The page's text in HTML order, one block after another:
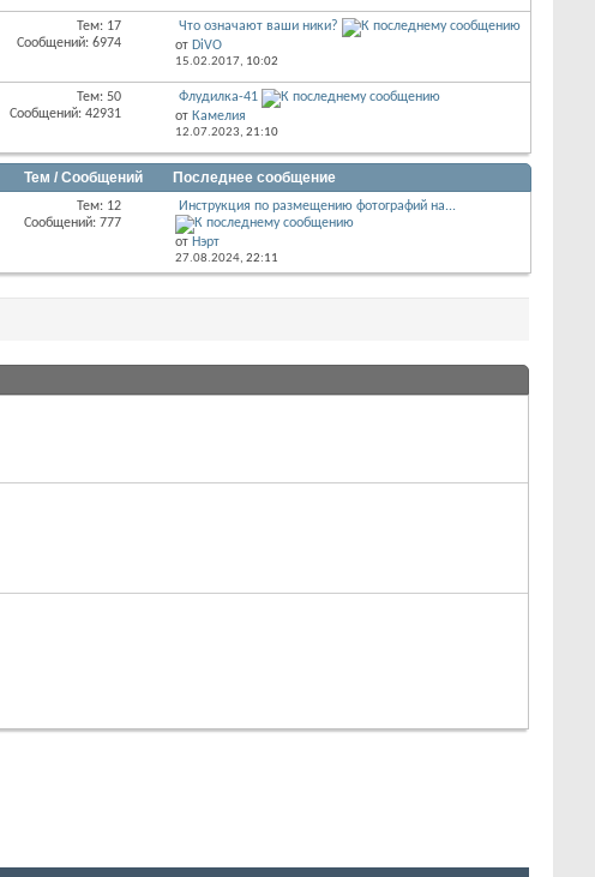
Тем: 17
Сообщений: 6974
Что означают ваши ники?
от DiVO
15.02.2017, 10:02
Тем: 50
Сообщений: 42931
Флудилка-41
от Камелия
12.07.2023, 21:10
Тем / Сообщений Последнее сообщение
Тем: 12
Сообщений: 777
Инструкция по размещению фотографий на...
от Нэрт
27.08.2024, 22:11